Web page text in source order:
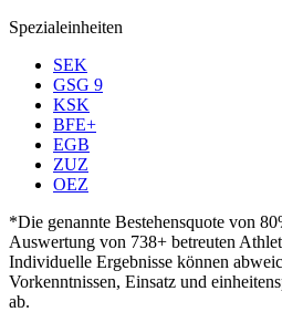
Spezialeinheiten
SEK
GSG 9
KSK
BFE+
EGB
ZUZ
OEZ
*Die genannte Bestehensquote von
Auswertung von 738+ betreuten
Individuelle Ergebnisse können
Vorkenntnissen, Einsatz und
ab.